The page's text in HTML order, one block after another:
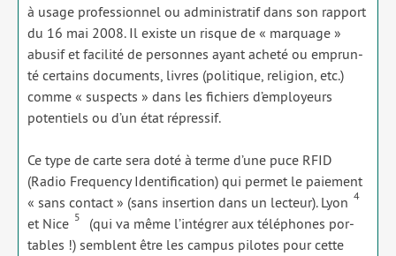
à usage pro­fes­sion­nel ou admi­nis­tra­tif dans son rap­port
du 16 mai 2008. Il existe un risque de « mar­quage »
abu­sif et faci­li­té de per­sonnes ayant ache­té ou emprun­
té cer­tains docu­ments, livres (poli­tique, reli­gion, etc.)
comme « sus­pects » dans les fichiers d’employeurs
poten­tiels ou d’un état répres­sif.
Ce type de carte sera doté à terme d’une puce RFID
(Radio Frequency Identification) qui per­met le paie­ment
« sans contact » (sans inser­tion dans un lec­teur). Lyon 4
et Nice 5
(qui va même l’intégrer aux télé­phones por­
tables !) semblent être les cam­pus pilotes pour cette